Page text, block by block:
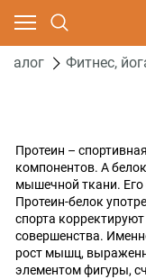
Фитнес,
Протеин –
компонентов. А
мышечной ткани.
Протеин-белок
спорта
совершенства.
рост мышц,
элементом фигуры,
Ваш город - Москва,
угадали?
ДА НЕТ